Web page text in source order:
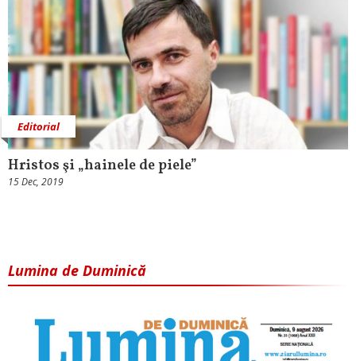
Editorial
Hristos şi „hainele de piele”
15 Dec, 2019
Lumina de Duminică